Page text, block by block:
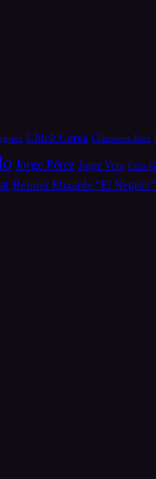
Chick Corea Clamores Jazz
Jorge Pérez Jorge Vera Luis
Reinier Elizarde “El Negrón”